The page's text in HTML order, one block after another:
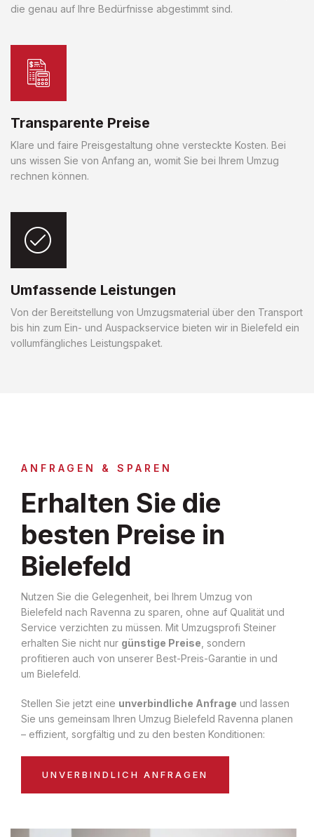
die genau auf Ihre Bedürfnisse abgestimmt sind.
Transparente Preise
Klare und faire Preisgestaltung ohne versteckte Kosten. Bei
uns wissen Sie von Anfang an, womit Sie bei Ihrem Umzug
rechnen können.
Umfassende Leistungen
Von der Bereitstellung von Umzugsmaterial über den Transport
bis hin zum Ein- und Auspackservice bieten wir in Bielefeld ein
vollumfängliches Leistungspaket.
ANFRAGEN & SPAREN
Erhalten Sie die
besten Preise in
Bielefeld
Nutzen Sie die Gelegenheit, bei Ihrem Umzug von
Bielefeld nach Ravenna zu sparen, ohne auf Qualität und
Service verzichten zu müssen. Mit Umzugsprofi Steiner
erhalten Sie nicht nur günstige Preise , sondern
profitieren auch von unserer Best-Preis-Garantie in und
um Bielefeld.
Stellen Sie jetzt eine unverbindliche Anfrage und lassen
Sie uns gemeinsam Ihren Umzug Bielefeld Ravenna planen
– effizient, sorgfältig und zu den besten Konditionen:
UNVERBINDLICH ANFRAGEN